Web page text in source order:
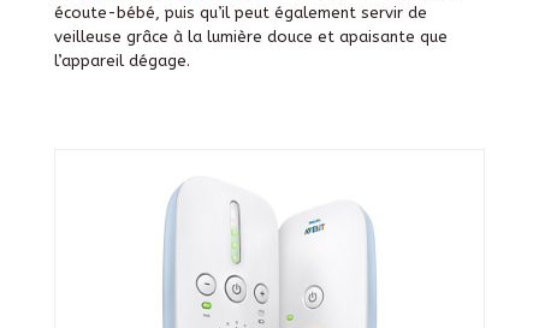
écoute-bébé, puis qu’il peut également servir de
veilleuse grâce à la lumière douce et apaisante que
l’appareil dégage.